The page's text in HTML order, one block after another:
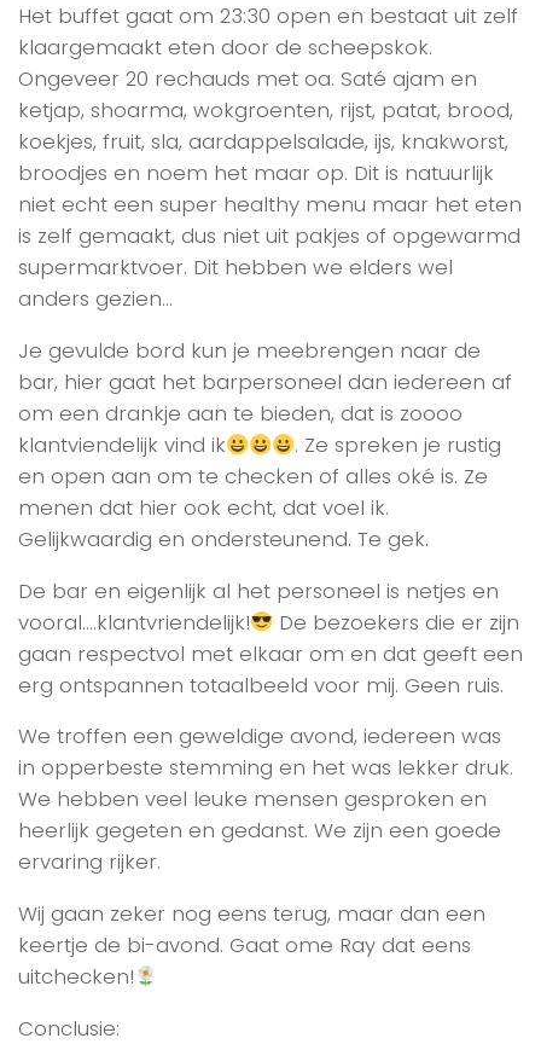
Het buffet gaat om 23:30 open en bestaat uit zelf
klaargemaakt eten door de scheepskok.
Ongeveer 20 rechauds met oa. Saté ajam en
ketjap, shoarma, wokgroenten, rijst, patat, brood,
koekjes, fruit, sla, aardappelsalade, ijs, knakworst,
broodjes en noem het maar op. Dit is natuurlijk
niet echt een super healthy menu maar het eten
is zelf gemaakt, dus niet uit pakjes of opgewarmd
supermarktvoer. Dit hebben we elders wel
anders gezien…
Je gevulde bord kun je meebrengen naar de
bar, hier gaat het barpersoneel dan iedereen af
om een drankje aan te bieden, dat is zoooo
klantviendelijk vind ik
. Ze spreken je rustig
en open aan om te checken of alles oké is. Ze
menen dat hier ook echt, dat voel ik.
Gelijkwaardig en ondersteunend. Te gek.
De bar en eigenlijk al het personeel is netjes en
vooral….klantvriendelijk!
De bezoekers die er zijn
gaan respectvol met elkaar om en dat geeft een
erg ontspannen totaalbeeld voor mij. Geen ruis.
We troffen een geweldige avond, iedereen was
in opperbeste stemming en het was lekker druk.
We hebben veel leuke mensen gesproken en
heerlijk gegeten en gedanst. We zijn een goede
ervaring rijker.
Wij gaan zeker nog eens terug, maar dan een
keertje de bi-avond. Gaat ome Ray dat eens
uitchecken!
Conclusie: